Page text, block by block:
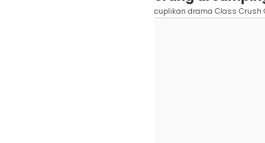
cuplikan drama Class Crush